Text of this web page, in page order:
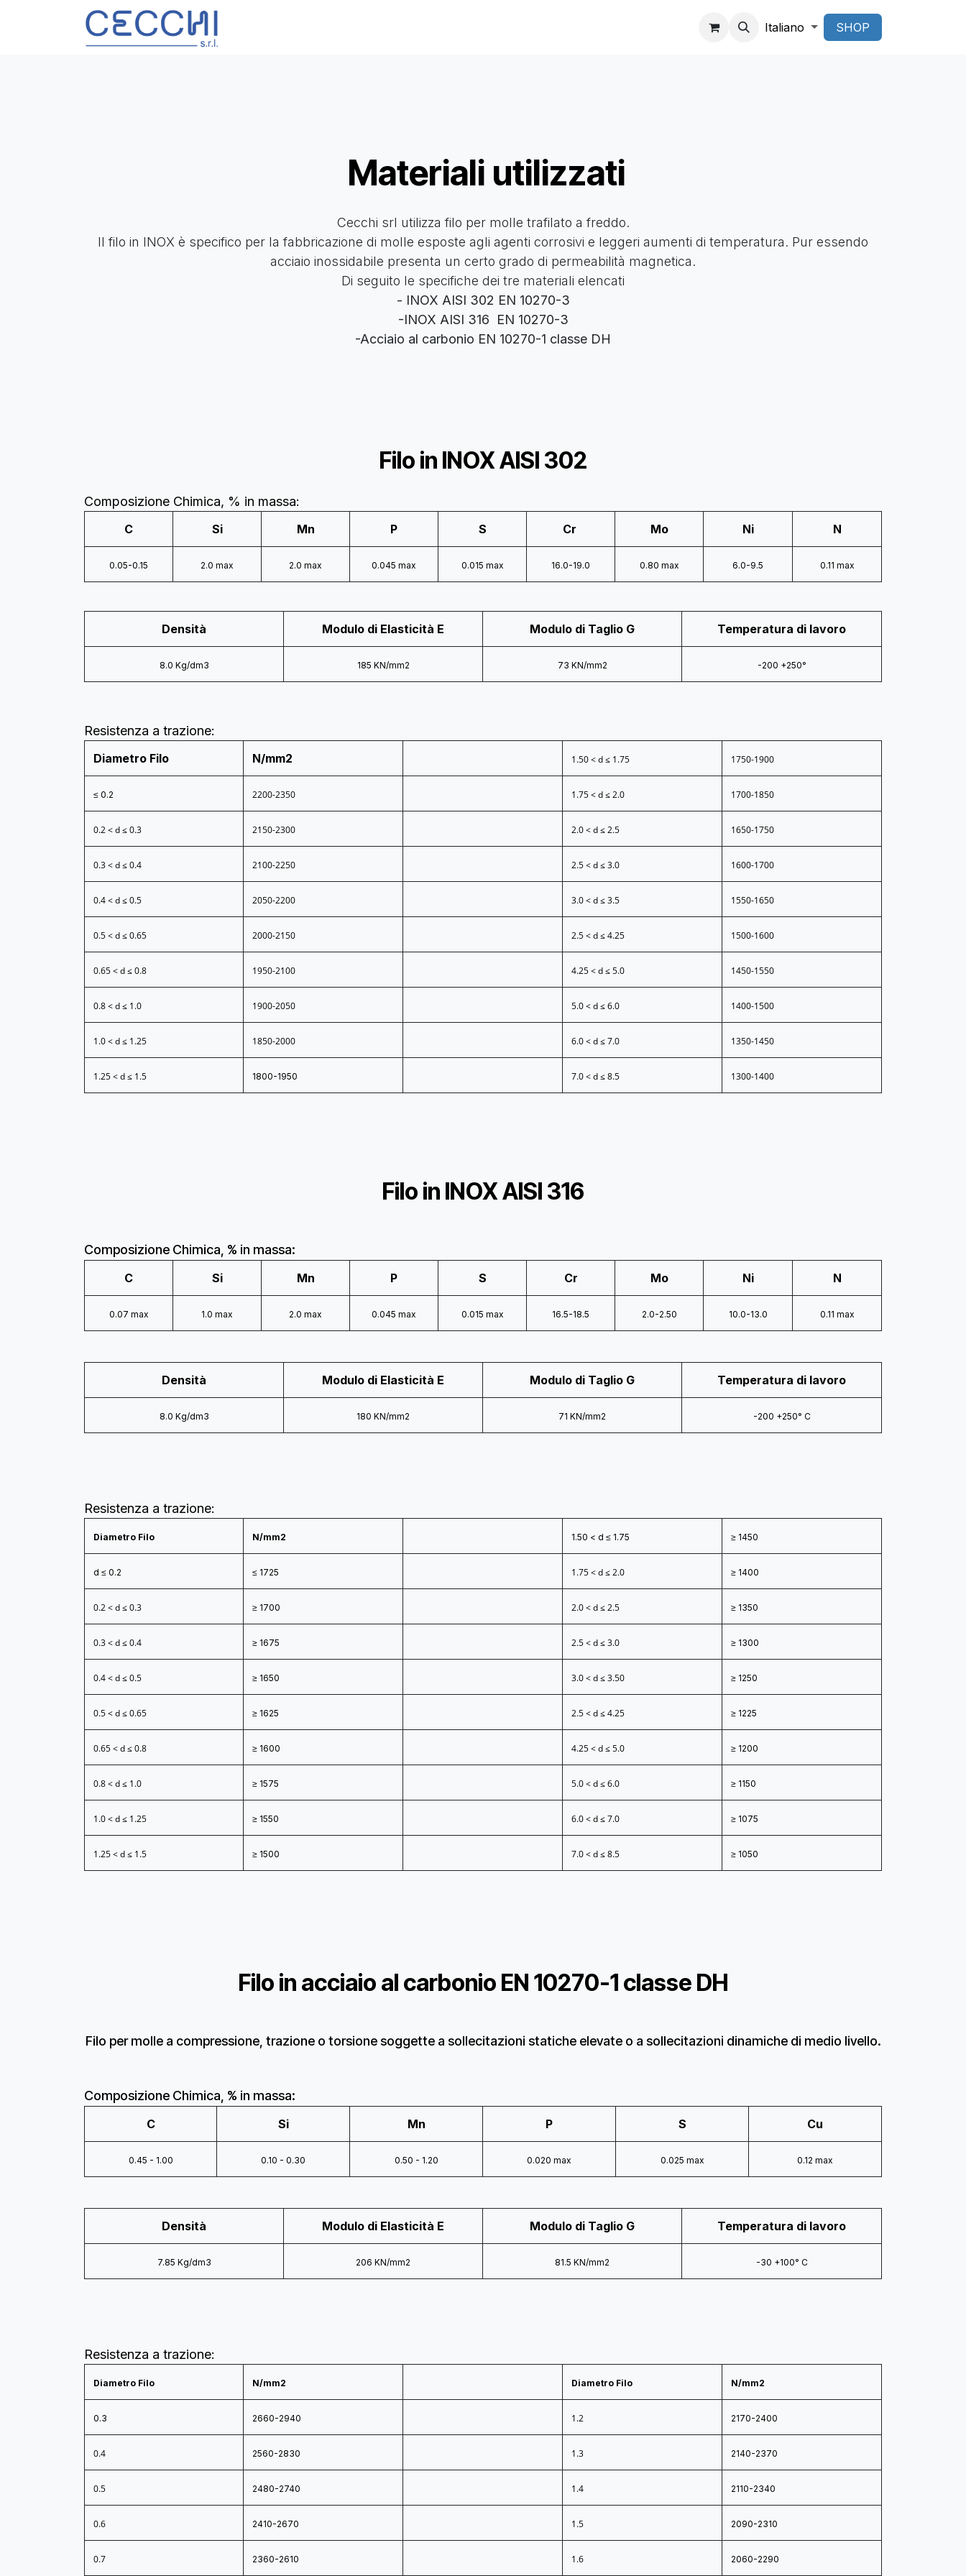
Passa al contenuto
Italiano SHOP
Materiali utilizzati
Cecchi srl utilizza filo per molle trafilato a freddo.
Il filo in INOX è specifico per la fabbricazione di molle esposte agli agenti corrosivi e leggeri aumenti di temperatura. Pur essendo
acciaio inossidabile presenta un certo grado di permeabilità magnetica.
Di seguito le specifiche dei tre materiali elencati
- INOX AISI 302 EN 10270-3
-INOX AISI 316
EN 10270-3
-Acciaio al carbonio EN 10270-1 classe DH
Filo in INOX AISI 302
Composizione Chimica, % in massa:
C Si Mn P S Cr Mo Ni N
0.05-0.15 2.0 max 2.0 max 0.045 max 0.015 max 16.0-19.0 0.80 max 6.0-9.5 0.11 max
Densità Modulo di Elasticità E Modulo di Taglio G Temperatura di lavoro
8.0 Kg/dm3 185 KN/mm2 73 KN/mm2 -200 +250°
Resistenza a trazione:
Diametro Filo N/mm2 1.50 < d ≤ 1.75 1750-1900
≤ 0.2 2200-2350 1.75 < d ≤ 2.0 1700-1850
0.2 < d ≤ 0.3 2150-2300 2.0 < d ≤ 2.5 1650-1750
0.3 < d ≤ 0.4 2100-2250 2.5 < d ≤ 3.0 1600-1700
0.4 < d ≤ 0.5 2050-2200 3.0 < d ≤ 3.5 1550-1650
0.5 < d ≤ 0.65 2000-2150 2.5 < d ≤ 4.25 1500-1600
0.65 < d ≤ 0.8 1950-2100 4.25 < d ≤ 5.0 1450-1550
0.8 < d ≤ 1.0 1900-2050 5.0 < d ≤ 6.0 1400-1500
1.0 < d ≤ 1.25 1850-2000 6.0 < d ≤ 7.0 1350-1450
1.25 < d ≤ 1.5 1800-1950 7.0 < d ≤ 8.5 1300-1400
Filo in INOX AISI 316
Composizione Chimica, % in massa:
C Si Mn P S Cr Mo Ni N
0.07 max 1.0 max 2.0 max 0.045 max 0.015 max 16.5-18.5 2.0-2.50 10.0-13.0 0.11 max
Densità Modulo di Elasticità E Modulo di Taglio G Temperatura di lavoro
8.0 Kg/dm3 180 KN/mm2 71 KN/mm2 -200 +250° C
Resistenza a trazione:
Diametro Filo N/mm2 1.50 < d ≤ 1.75 ≥ 1450
d ≤ 0.2 ≤ 1725 1.75 < d ≤ 2.0 ≥ 1400
0.2 < d ≤ 0.3 ≥ 1700 2.0 < d ≤ 2.5 ≥ 1350
0.3 < d ≤ 0.4 ≥ 1675 2.5 < d ≤ 3.0 ≥ 1300
0.4 < d ≤ 0.5 ≥ 1650 3.0 < d ≤ 3.50 ≥ 1250
0.5 < d ≤ 0.65 ≥ 1625 2.5 < d ≤ 4.25 ≥ 1225
0.65 < d ≤ 0.8 ≥ 1600 4.25 < d ≤ 5.0 ≥ 1200
0.8 < d ≤ 1.0 ≥ 1575 5.0 < d ≤ 6.0 ≥ 1150
1.0 < d ≤ 1.25 ≥ 1550 6.0 < d ≤ 7.0 ≥ 1075
1.25 < d ≤ 1.5 ≥ 1500 7.0 < d ≤ 8.5 ≥ 1050
Filo in acciaio al carbonio EN 10270-1 classe DH
Filo per molle a compressione, trazione o torsione soggette a sollecitazioni statiche elevate o a sollecitazioni dinamiche di medio livello.
Composizione Chimica, % in massa:
C Si Mn P S Cu
0.45 - 1.00 0.10 - 0.30 0.50 - 1.20 0.020 max 0.025 max 0.12 max
Densità Modulo di Elasticità E Modulo di Taglio G Temperatura di lavoro
7.85 Kg/dm3 206 KN/mm2 81.5 KN/mm2 -30 +100° C
Resistenza a trazione:
Diametro Filo N/mm2 Diametro Filo N/mm2
0.3 2660-2940 1.2 2170-2400
0.4 2560-2830 1.3 2140-2370
0.5 2480-2740 1.4 2110-2340
0.6 2410-2670 1.5 2090-2310
0.7 2360-2610 1.6 2060-2290